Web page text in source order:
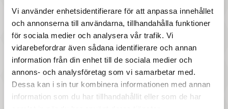
Vi använder enhetsidentifierare för att anpassa innehållet
och annonserna till användarna, tillhandahålla funktioner
för sociala medier och analysera vår trafik. Vi
vidarebefordrar även sådana identifierare och annan
information från din enhet till de sociala medier och
annons- och analysföretag som vi samarbetar med.
Dessa kan i sin tur kombinera informationen med annan
information som du har tillhandahållit eller som de har
137 :- 97 :-